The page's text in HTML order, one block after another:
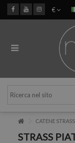
€
CATENE STRASS
STRASS